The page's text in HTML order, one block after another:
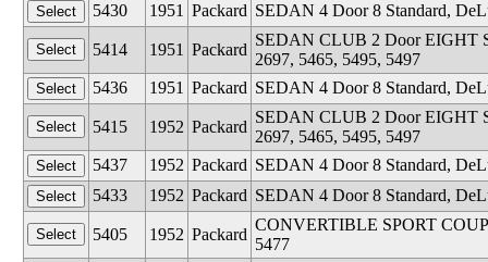
5430
1951 Packard SEDAN 4 Door 8 Standard,
5414 1951 Packard
SEDAN CLUB 2 Door EIGHT
2697, 5465, 5495, 5497
5436
1951 Packard SEDAN 4 Door 8 Standard,
5415 1952 Packard
SEDAN CLUB 2 Door EIGHT
2697, 5465, 5495, 5497
5437
1952 Packard SEDAN 4 Door 8 Standard,
5433
1952 Packard SEDAN 4 Door 8 Standard,
5405 1952 Packard
CONVERTIBLE SPORT
5477